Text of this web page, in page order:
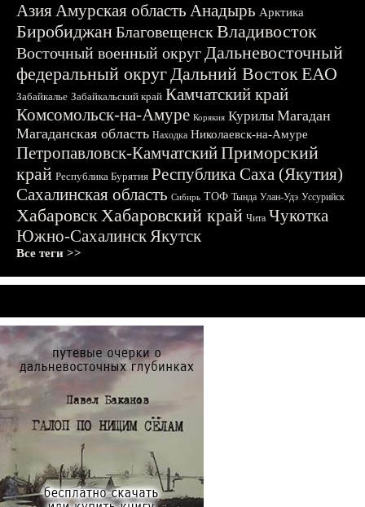
АзияАмурская область Анадырь Арктика
БиробиджанБлаговещенскВладивосток
Восточный военный округДальневосточный
федеральный округДальний ВостокЕАО
Забайкалье Забайкальский край Камчатский край
Комсомольск-на-Амуре Корякия Курилы Магадан
Магаданская область Находка Николаевск-на-Амуре
Петропавловск-КамчатскийПриморский
край Республика Бурятия Республика Саха (Якутия)
Сахалинская область Сибирь ТОФ Тында Улан-Удэ Уссурийск
ХабаровскХабаровский край Чита Чукотка
Южно-СахалинскЯкутск
Все теги >>